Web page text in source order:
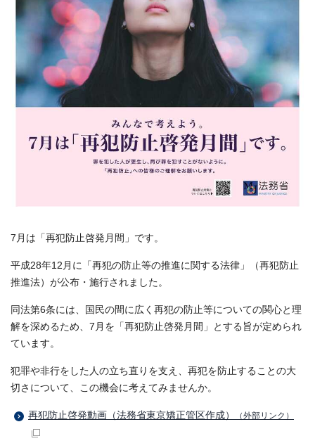
7月は「再犯防止啓発月間」です。
平成28年12月に「再犯の防止等の推進に関する法律」（再犯防止
推進法）が公布・施行されました。
同法第6条には、国民の間に広く再犯の防止等についての関心と理
解を深めるため、7月を「再犯防止啓発月間」とする旨が定められ
ています。
犯罪や非行をした人の立ち直りを支え、再犯を防止することの大
切さについて、この機会に考えてみませんか。
再犯防止啓発動画（法務省東京矯正管区作成） （外部リンク）